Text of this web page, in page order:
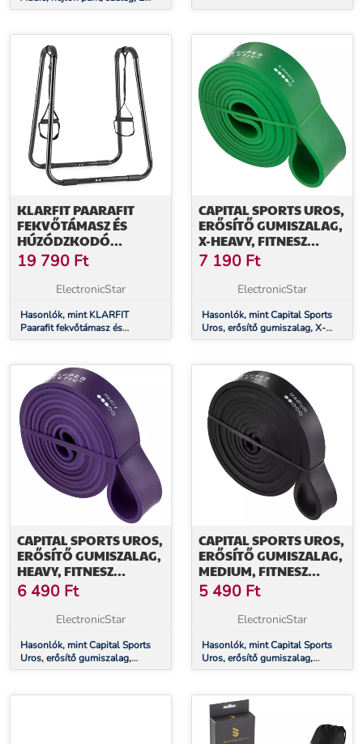
darab, készlet, karabiner horog,
KLARFIT PAARAFIT
FEKVŐTÁMASZ ÉS
HÚZÓDZKODÓ
ÁLLVÁNY, TRX
KÖTÉLLEL, FEKETE
19 790 Ft
ElectronicStar
Hasonlók, mint KLARFIT
Paarafit fekvőtámasz és
húzódzkodó állvány, TRX
CAPITAL SPORTS UROS,
ERŐSÍTŐ GUMISZALAG,
X-HEAVY, FITNESZ
GUMISZALAG, HUROK,
100 % LATEX
7 190 Ft
ElectronicStar
Hasonlók, mint Capital Sports
Uros, erősítő gumiszalag, X-
Heavy, fitnesz gumiszalag,
CAPITAL SPORTS UROS,
ERŐSÍTŐ GUMISZALAG,
HEAVY, FITNESZ
GUMISZALAG, HUROK,
100 % LATEX
6 490 Ft
ElectronicStar
Hasonlók, mint Capital Sports
Uros, erősítő gumiszalag,
Heavy, fitnesz gumiszalag,
CAPITAL SPORTS UROS,
ERŐSÍTŐ GUMISZALAG,
MEDIUM, FITNESZ
GUMISZALAG, HUROK,
100 % LATEX
5 490 Ft
ElectronicStar
Hasonlók, mint Capital Sports
Uros, erősítő gumiszalag,
Medium, fitnesz gumiszalag,